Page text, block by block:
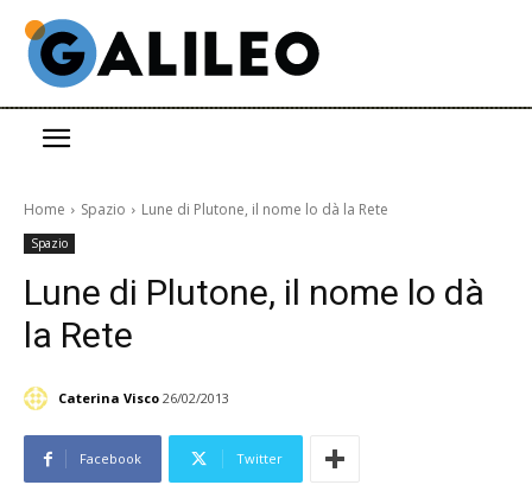
Home Spazio Lune di Plutone, il nome lo dà la Rete
Spazio
Lune di Plutone, il nome lo dà
la Rete
Caterina Visco 26/02/2013
Facebook Twitter